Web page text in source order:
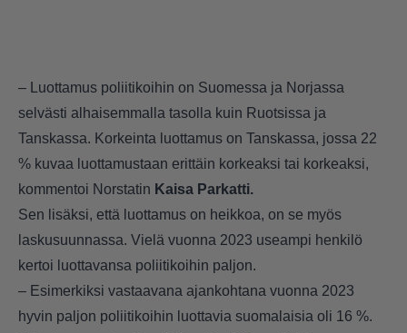
– Luottamus poliitikoihin on Suomessa ja Norjassa
selvästi alhaisemmalla tasolla kuin Ruotsissa ja
Tanskassa. Korkeinta luottamus on Tanskassa, jossa 22
% kuvaa luottamustaan erittäin korkeaksi tai korkeaksi,
kommentoi Norstatin Kaisa Parkatti.
Sen lisäksi, että luottamus on heikkoa, on se myös
laskusuunnassa. Vielä vuonna 2023 useampi henkilö
kertoi luottavansa poliitikoihin paljon.
– Esimerkiksi vastaavana ajankohtana vuonna 2023
hyvin paljon poliitikoihin luottavia suomalaisia oli 16 %.